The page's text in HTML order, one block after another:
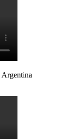
Argentina